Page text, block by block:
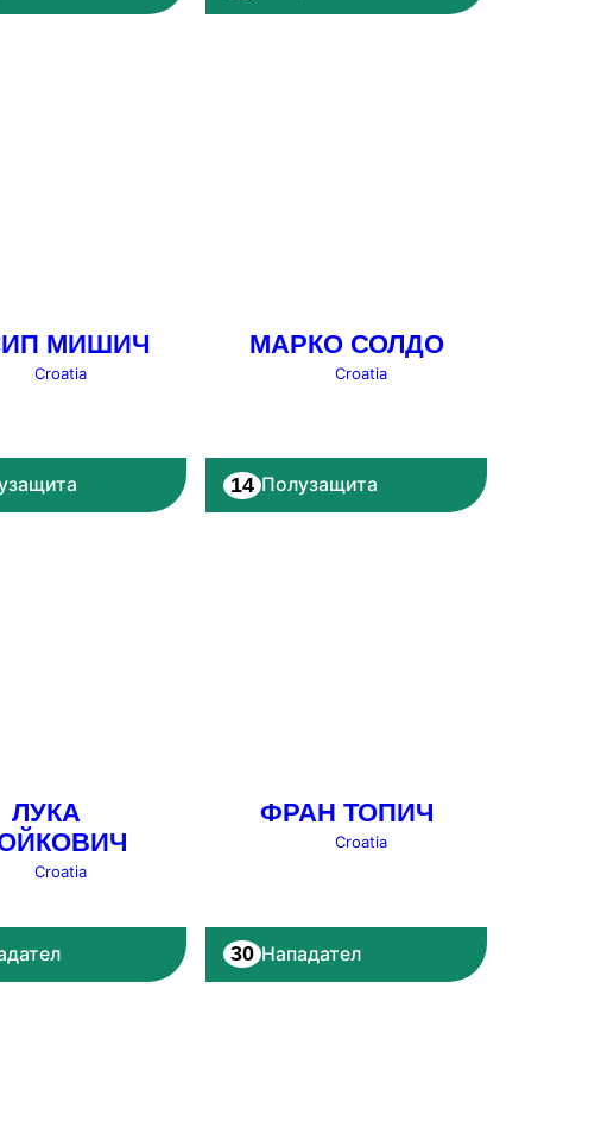
МИШИЧ
Croatia
МАРКО СОЛДО
Croatia
14 Полузащита
ЛУКА
Croatia
ФРАН ТОПИЧ
Croatia
30 Нападател